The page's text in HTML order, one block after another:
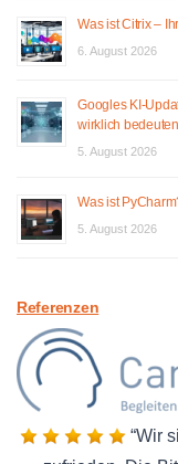
Was ist Citrix –
6. August 2026
Googles KI-
wirklich bedeuten
5. August 2026
Was ist
5. August 2026
Referenzen
Wir